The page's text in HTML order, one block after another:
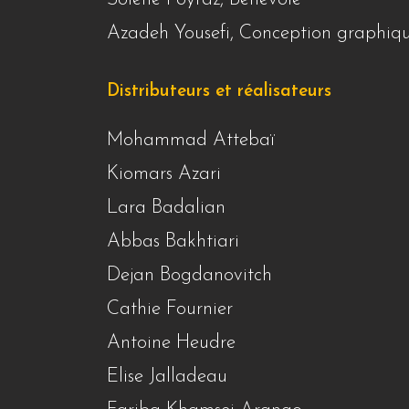
Azadeh Yousefi, Conception
Distributeurs et réalisateurs
Mohammad Attebaï
Kiomars Azari
Lara Badalian
Abbas Bakhtiari
Dejan Bogdanovitch
Cathie Fournier
Antoine Heudre
Elise Jalladeau